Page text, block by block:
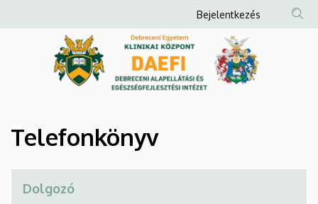
Debreceni
és
Egészségfejlesztési
Intézet
a
Anonim
Felhasználói
fiók
menüje
Bejelentkezés
Telefonkönyv